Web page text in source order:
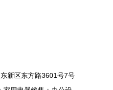
新区东方路3601号7号